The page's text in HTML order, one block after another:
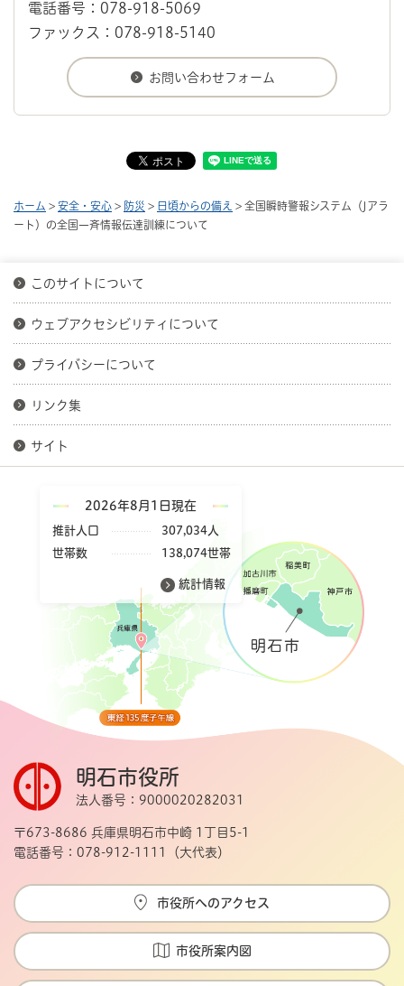
電話番号：078-918-5069
ファックス：078-918-5140
ホーム > 安全・安心 > 防災 > 日頃からの備え > 全国瞬時警報システム（Jアラ
ート）の全国一斉情報伝達訓練について
このサイトについて
ウェブアクセシビリティについて
プライバシーについて
リンク集
サイト
2026年8月1日現在
推計人口
307,034人
世帯数
138,074世帯
統計情報
明石市役所
法人番号：9000020282031
〒673-8686 兵庫県明石市中崎 1丁目5-1
電話番号：078-912-1111（大代表）
市役所へのアクセス
市役所案内図